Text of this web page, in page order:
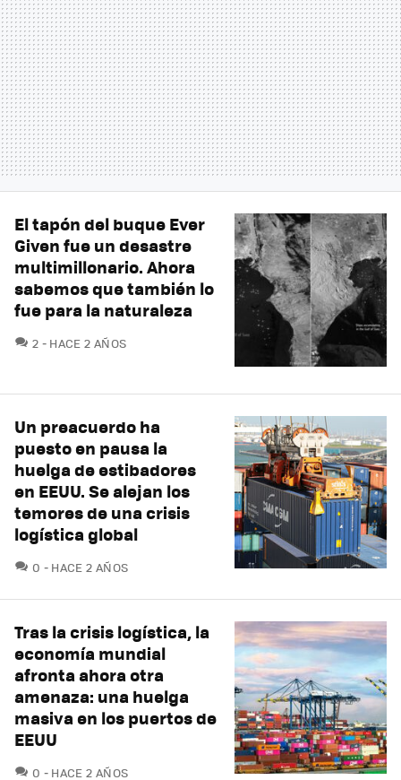
El tapón del buque Ever
Given fue un desastre
multimillonario. Ahora
sabemos que también lo
fue para la naturaleza
2 COMENTARIOS
HACE 2 AÑOS
Un preacuerdo ha
puesto en pausa la
huelga de estibadores
en EEUU. Se alejan los
temores de una crisis
logística global
0 COMENTARIOS
HACE 2 AÑOS
Tras la crisis logística, la
economía mundial
afronta ahora otra
amenaza: una huelga
masiva en los puertos de
EEUU
0 COMENTARIOS
HACE 2 AÑOS